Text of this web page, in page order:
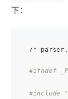
下：
/*
#ifndef
#include